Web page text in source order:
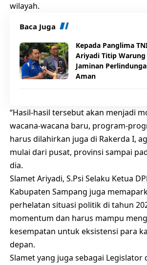
wilayah.
Baca Juga
Kepada Panglima
Ariyadi Titip
Jaminan
Aman
“Hasil-hasil tersebut akan menjadi
wacana-wacana baru, program-
harus dilahirkan juga di Rakerda I,
mulai dari pusat, provinsi sampai
dia.
Slamet Ariyadi, S.Psi Selaku Ketua
Kabupaten Sampang juga
perhelatan situasi politik di tahun
momentum dan harus mampu
kesempatan untuk eksistensi para
depan.
Slamet yang juga sebagai Legislator